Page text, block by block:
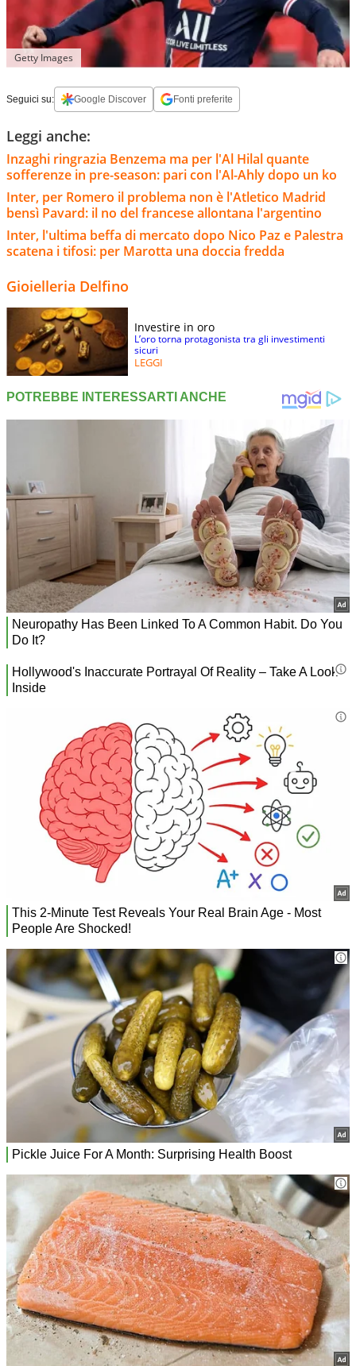
Getty Images
Seguici su: Google Discover Fonti preferite
Leggi anche:
Inzaghi ringrazia Benzema ma per l'Al Hilal quante
sofferenze in pre-season: pari con l'Al-Ahly dopo un ko
Inter, per Romero il problema non è l'Atletico Madrid
bensì Pavard: il no del francese allontana l'argentino
Inter, l'ultima beffa di mercato dopo Nico Paz e Palestra
scatena i tifosi: per Marotta una doccia fredda
Gioielleria Delfino
Investire in oro
L’oro torna protagonista tra gli investimenti
sicuri
LEGGI